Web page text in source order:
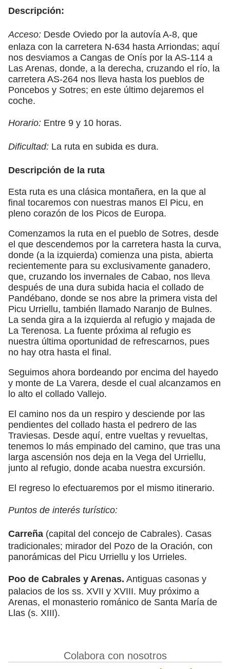
Descripción:
Acceso: Desde Oviedo por la autovía A-8, que
enlaza con la carretera N-634 hasta Arriondas; aquí
nos desviamos a Cangas de Onís por la AS-114 a
Las Arenas, donde, a la derecha, cruzando el río, la
carretera AS-264 nos lleva hasta los pueblos de
Poncebos y Sotres; en este último dejaremos el
coche.
Horario: Entre 9 y 10 horas.
Dificultad: La ruta en subida es dura.
Descripción de la ruta
Esta ruta es una clásica montañera, en la que al
final tocaremos con nuestras manos El Picu, en
pleno corazón de los Picos de Europa.
Comenzamos la ruta en el pueblo de Sotres, desde
el que descendemos por la carretera hasta la curva,
donde (a la izquierda) comienza una pista, abierta
recientemente para su exclusivamente ganadero,
que, cruzando los invernales de Cabao, nos lleva
después de una dura subida hacia el collado de
Pandébano, donde se nos abre la primera vista del
Picu Urriellu, también llamado Naranjo de Bulnes.
La senda gira a la izquierda al refugio y majada de
La Terenosa. La fuente próxima al refugio es
nuestra última oportunidad de refrescarnos, pues
no hay otra hasta el final.
Seguimos ahora bordeando por encima del hayedo
y monte de La Varera, desde el cual alcanzamos en
lo alto el collado Vallejo.
El camino nos da un respiro y desciende por las
pendientes del collado hasta el pedrero de las
Traviesas. Desde aquí, entre vueltas y revueltas,
tenemos lo más empinado del camino, que tras una
larga ascensión nos deja en la Vega del Urriellu,
junto al refugio, donde acaba nuestra excursión.
El regreso lo efectuaremos por el mismo itinerario.
Puntos de interés turístico:
Carreña (capital del concejo de Cabrales). Casas
tradicionales; mirador del Pozo de la Oración, con
panorámicas del Picu Urriellu y los Urrieles.
Poo de Cabrales y Arenas. Antiguas casonas y
palacios de los ss. XVII y XVIII. Muy próximo a
Arenas, el monasterio románico de Santa María de
Llas (s. XIII).
Colabora con nosotros